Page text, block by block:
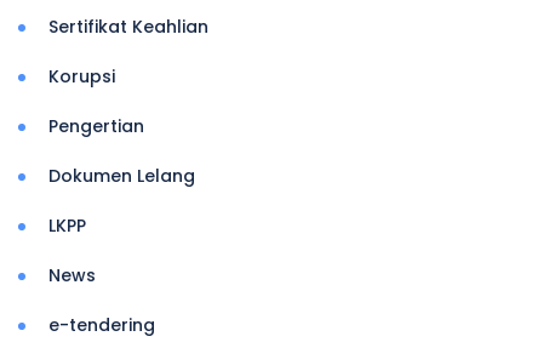
Sertifikat Keahlian
Korupsi
Pengertian
Dokumen Lelang
LKPP
News
e-tendering